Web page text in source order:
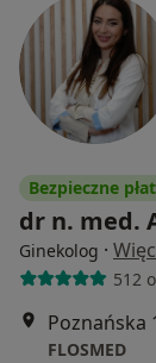
Bezpieczne
dr n. med.
Ginekolog ·
512
Poznańska
FLOSMED